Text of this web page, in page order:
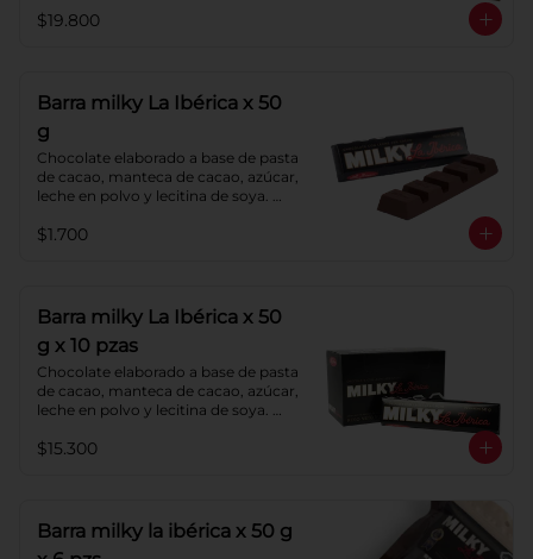
cacao: 40%.
$19.800
Barra milky La Ibérica x 50
g
Chocolate elaborado a base de pasta
de cacao, manteca de cacao, azúcar,
leche en polvo y lecitina de soya.
$1.700
Barra milky La Ibérica x 50
g x 10 pzas
Chocolate elaborado a base de pasta
de cacao, manteca de cacao, azúcar,
leche en polvo y lecitina de soya.
$15.300
Barra milky la ibérica x 50 g